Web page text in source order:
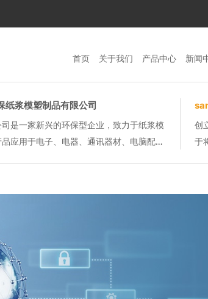
首页 关于我们 产品中心 新闻
纸浆模塑制品有限公司
是一家新兴的环保型企业，致力于纸浆模
应用于电子、电器、通讯器材、电脑配
创
于